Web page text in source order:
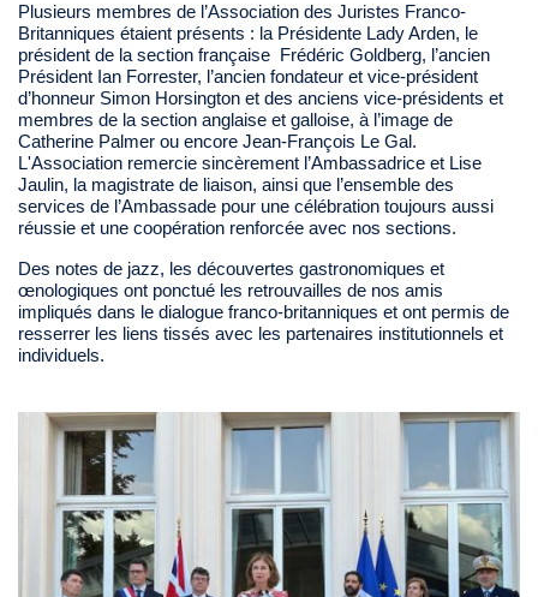
Plusieurs membres de l’Association des Juristes Franco-
Britanniques étaient présents : la Présidente Lady Arden, le
président de la section française Frédéric Goldberg, l’ancien
Président Ian Forrester, l’ancien fondateur et vice-président
d’honneur Simon Horsington et des anciens vice-présidents et
membres de la section anglaise et galloise, à l’image de
Catherine Palmer ou encore Jean-François Le Gal.
L'Association remercie sincèrement l’Ambassadrice et Lise
Jaulin, la magistrate de liaison, ainsi que l’ensemble des
services de l’Ambassade pour une célébration toujours aussi
réussie et une coopération renforcée avec nos sections.
Des notes de jazz, les découvertes gastronomiques et
œnologiques ont ponctué les retrouvailles de nos amis
impliqués dans le dialogue franco-britanniques et ont permis de
resserrer les liens tissés avec les partenaires institutionnels et
individuels.